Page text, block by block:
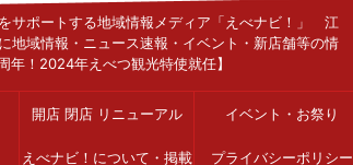
サポートする地域情報メディア「えべナビ！」 江
地域情報・ニュース速報・イベント・新店舗等の情
年！2024年えべつ観光特使就任】
開店 閉店 リニューアル イベント・お祭り
えべナビ！について・掲載 プライバシーポリシー